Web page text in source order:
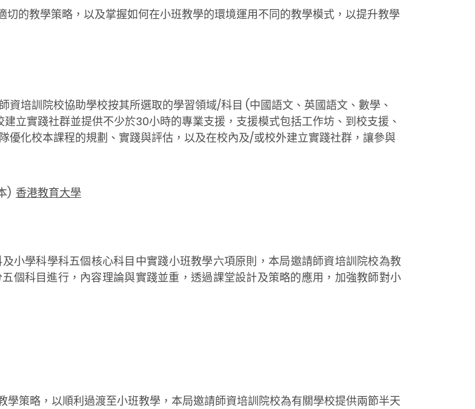
的教學策略，以及掌握如何在小班教學的環境運用不同的教學模式，以提升教學
培訓院校協助學校按其所選取的學習領域/科目 (中國語文、英國語文、數學、
立實踐社群並提供不少於30小時的專業支援，支援模式包括工作坊、到校支援、
優化校本課程的規劃、實踐與評估，以及在校內及/或校外建立實踐社群，讓參與
) 香港教育大學
小學科學科五個核心科目中實踐小班教學六項原則，本局邀請師資培訓院校為教
個科目進行，內容理論與實踐並重，透過課堂設計及策略的應用，加強教師對小
策略，以順利過渡至小班教學，本局邀請師資培訓院校為有關學校提供兩節半天